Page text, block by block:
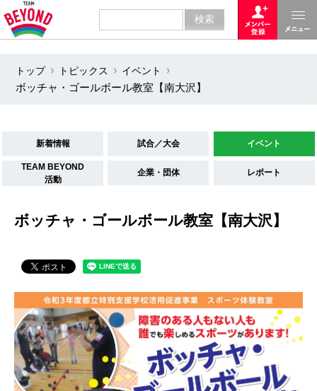
トップ トピックス
イベント
ボッチャ・ゴールボール教室【南大沢】
新着情報 試合／大会 イベント
TEAM BEYOND
活動
企業・団体 レポート
ボッチャ・ゴールボール教室【南大沢】